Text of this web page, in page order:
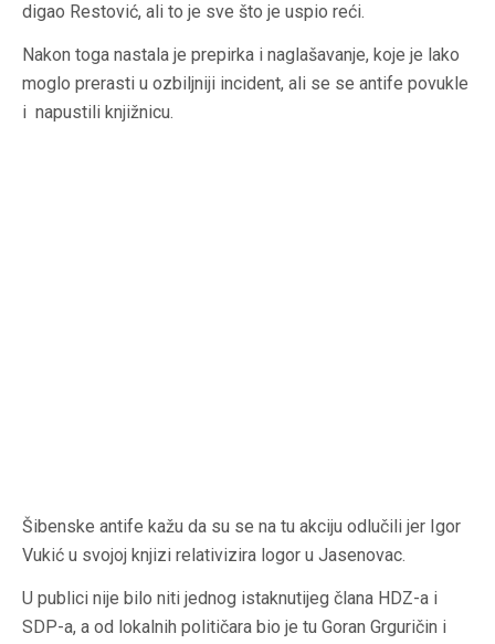
digao Restović, ali to je sve što je uspio reći.
Nakon toga nastala je prepirka i naglašavanje, koje je lako
moglo prerasti u ozbiljniji incident, ali se se antife povukle
i napustili knjižnicu.
Šibenske antife kažu da su se na tu akciju odlučili jer Igor
Vukić u svojoj knjizi relativizira logor u Jasenovac.
U publici nije bilo niti jednog istaknutijeg člana HDZ-a i
SDP-a, a od lokalnih političara bio je tu Goran Grguričin i